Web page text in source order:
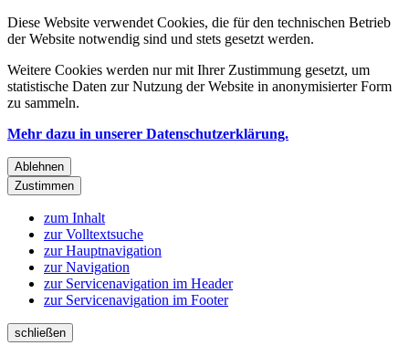
Diese Website verwendet Cookies, die für den technischen Betrieb
der Website notwendig sind und stets gesetzt werden.
Weitere Cookies werden nur mit Ihrer Zustimmung gesetzt, um
statistische Daten zur Nutzung der Website in anonymisierter Form
zu sammeln.
Mehr dazu in unserer Datenschutzerklärung.
Ablehnen
Zustimmen
zum Inhalt
zur Volltextsuche
zur Hauptnavigation
zur Navigation
zur Servicenavigation im Header
zur Servicenavigation im Footer
schließen